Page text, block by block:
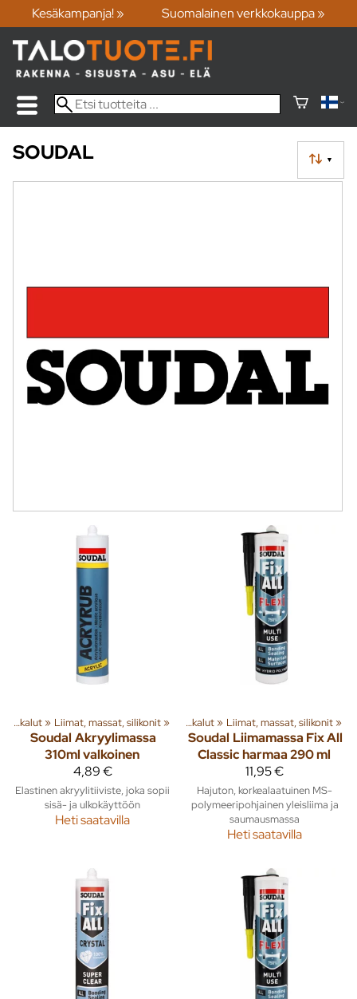
Kesäkampanja! » Suomalainen verkkokauppa »
▼
SOUDAL
Pienkoneet ja työkalut‪» Liimat, massat, silikonit‪»
Soudal Akryylimassa
310ml valkoinen
4,89 €
Elastinen akryylitiiviste, joka sopii
sisä- ja ulkokäyttöön
Heti saatavilla
tuotteita ‪»Rakenna‪» Pienkoneet ja työkalut‪» Liimat, massat, silikonit‪»
Soudal Liimamassa Fix All
Classic harmaa 290 ml
11,95 €
Hajuton, korkealaatuinen MS-
polymeeripohjainen yleisliima ja
saumausmassa
Heti saatavilla